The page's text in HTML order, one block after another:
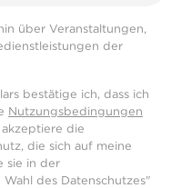
über Veranstaltungen,
der
bestätige ich, dass ich
Nutzungsbedingungen
die
die sich auf meine
sie in der
des Datenschutzes"